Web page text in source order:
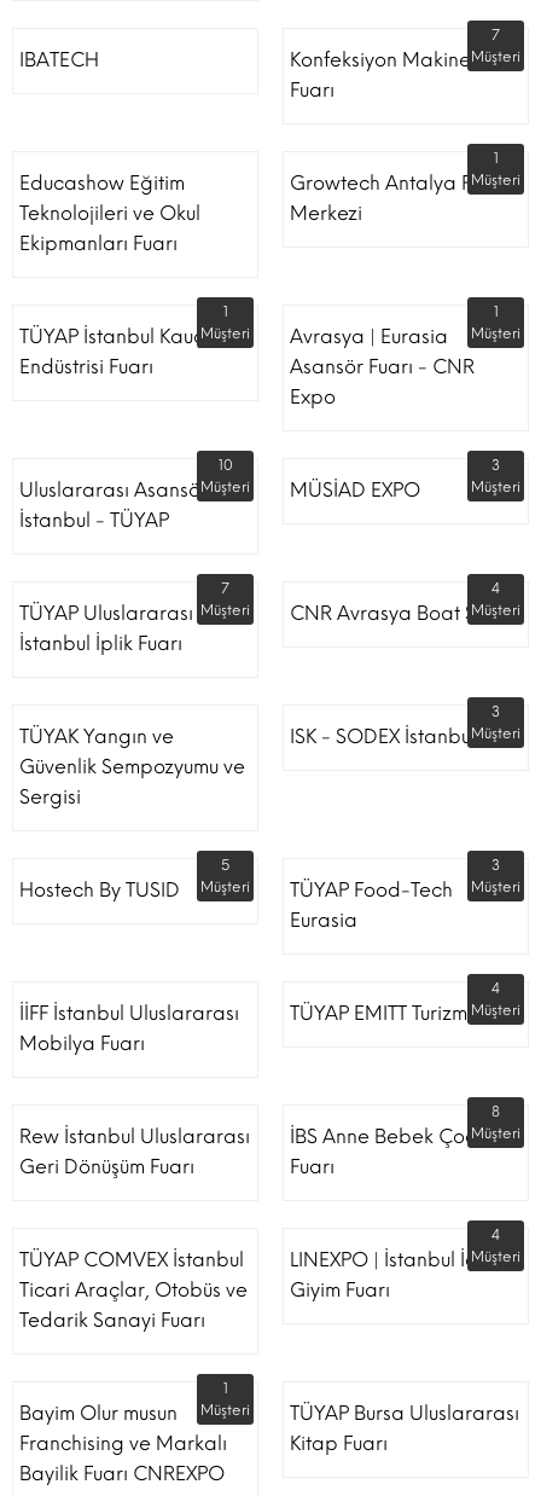
IBATECH
Konfeksiyon Makinesi
Fuarı
7
Müşteri
Educashow Eğitim
Teknolojileri ve Okul
Ekipmanları Fuarı
Growtech Antalya Fuar
Merkezi
1
Müşteri
TÜYAP İstanbul Kauçuk
Endüstrisi Fuarı
1
Müşteri
Avrasya | Eurasia
Asansör Fuarı - CNR
Expo
1
Müşteri
Uluslararası Asansör
İstanbul - TÜYAP
10
Müşteri
MÜSİAD EXPO
3
Müşteri
TÜYAP Uluslararası
İstanbul İplik Fuarı
7
Müşteri
CNR Avrasya Boat Show
4
Müşteri
TÜYAK Yangın ve
Güvenlik Sempozyumu ve
Sergisi
ISK - SODEX İstanbul
3
Müşteri
Hostech By TUSID
5
Müşteri
TÜYAP Food-Tech
Eurasia
3
Müşteri
İİFF İstanbul Uluslararası
Mobilya Fuarı
TÜYAP EMITT Turizm Fuarı
4
Müşteri
Rew İstanbul Uluslararası
Geri Dönüşüm Fuarı
İBS Anne Bebek Çocuk
Fuarı
8
Müşteri
TÜYAP COMVEX İstanbul
Ticari Araçlar, Otobüs ve
Tedarik Sanayi Fuarı
LINEXPO | İstanbul İç
Giyim Fuarı
4
Müşteri
Bayim Olur musun
Franchising ve Markalı
Bayilik Fuarı CNREXPO
1
Müşteri
TÜYAP Bursa Uluslararası
Kitap Fuarı